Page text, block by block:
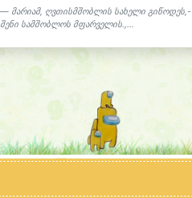
მარიამ, ღვთისმშობლის სახელი გიწოდეს,-
შენი სამშობლოს მფარველის.,...